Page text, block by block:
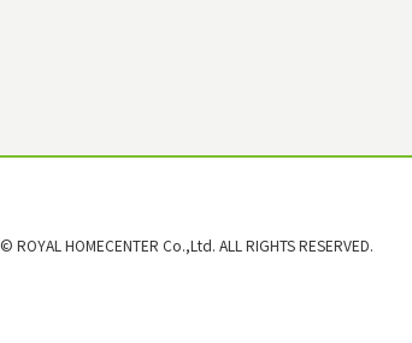
© ROYAL HOMECENTER Co.,Ltd. ALL RIGHTS RESERVED.